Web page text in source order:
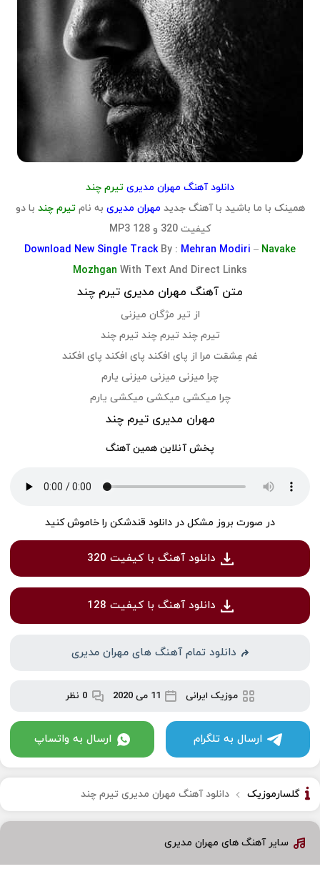
دانلود آهنگ مهران مدیری تیرم چند
همینک با ما باشید با آهنگ جدید مهران مدیری به نامتیرم چند با دو
کیفیت 320 و 128 MP3
Download New Single Track By : Mehran Modiri – Navake
Mozhgan With Text And Direct Links
متن آهنگ مهران مدیری تیرم چند
از تیر مژگان میزنی
تیرم چند تیرم چند تیرم چند
غم عِشقت مرا از پای افکند پای افکند پای افکند
چرا میزنی میزنی میزنی یارم
چرا میکشی میکشی میکشی یارم
مهران مدیری تیرم چند
پخش آنلاین همین آهنگ
در صورت بروز مشکل در دانلود قندشکن را خاموش کنید
دانلود آهنگ با کیفیت 320
دانلود آهنگ با کیفیت 128
دانلود تمام آهنگ های مهران مدیری
موزیک ایرانی 11 می 2020 0 نظر
ارسال به تلگرام ارسال به واتساپ
گلسارموزیک دانلود آهنگ مهران مدیری تیرم چند
سایر آهنگ های مهران مدیری